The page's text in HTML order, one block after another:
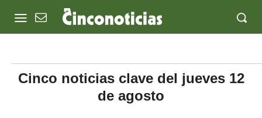
Cinco noticias clave del jueves 12
de agosto